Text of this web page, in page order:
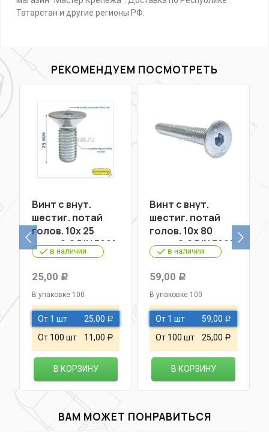
Татарстан и другие регионы РФ.
РЕКОМЕНДУЕМ ПОСМОТРЕТЬ
Винт с внут.
шестиг. потай
голов. 10х 25
кл.пр.8,8 DIN 7991
в наличии
25,00 Р
В упаковке 100
От 1 шт 25,00 Р
От 100 шт 11,00 Р
В КОРЗИНУ
Винт с внут.
шестиг. потай
голов. 10х 80
кл.пр.8,8 DIN 7991
в наличии
59,00 Р
В упаковке 100
От 1 шт 59,00 Р
От 100 шт 25,00 Р
В КОРЗИНУ
ВАМ МОЖЕТ ПОНРАВИТЬСЯ